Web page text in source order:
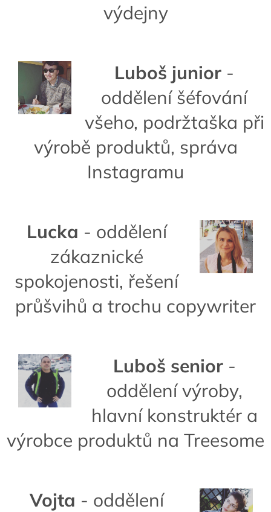
výdejny
Luboš junior -
oddělení šéfování
všeho, podržtaška při
výrobě produktů, správa
Instagramu
Lucka - oddělení
zákaznické
spokojenosti, řešení
průšvihů a trochu copywriter
Luboš senior-
oddělení výroby,
hlavní konstruktér a
výrobce produktů na Treesome
Vojta - oddělení